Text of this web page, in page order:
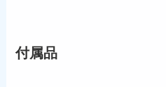
付属品